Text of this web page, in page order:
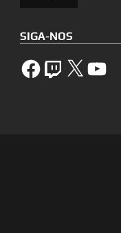
SIGA-NOS
FacebookTwitch X YouTube